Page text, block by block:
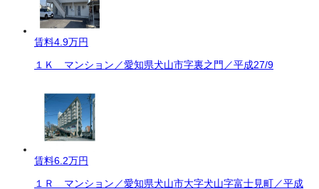
賃料4.9万円
１Ｋ マンション／愛知県犬山市字裏之門／平成27/9
賃料6.2万円
１Ｒ マンション／愛知県犬山市大字犬山字富士見町／平成